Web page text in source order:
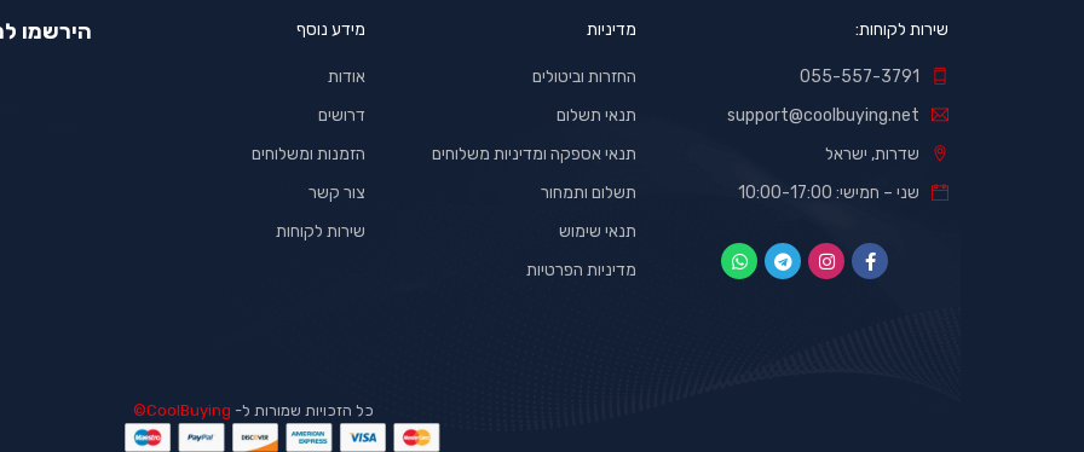
שירות לקוחות:
055-557-3791
support@coolbuying.net
שדרות, ישראל
שני – חמישי: 10:00-17:00
מדיניות
החזרות וביטולים
תנאי תשלום
תנאי אספקה ומדיניות משלוחים
תשלום ותמחור
תנאי שימוש
מדיניות הפרטיות
מידע נוסף
אודות
דרושים
הזמנות ומשלוחים
צור קשר
שירות לקוחות
הירשמו
כל הזכויות שמורות ל- CoolBuying©